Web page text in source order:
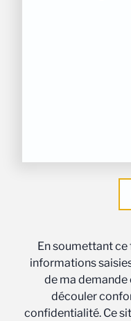
En soumettant
informations
de ma demande
découler
confidentialité. Ce